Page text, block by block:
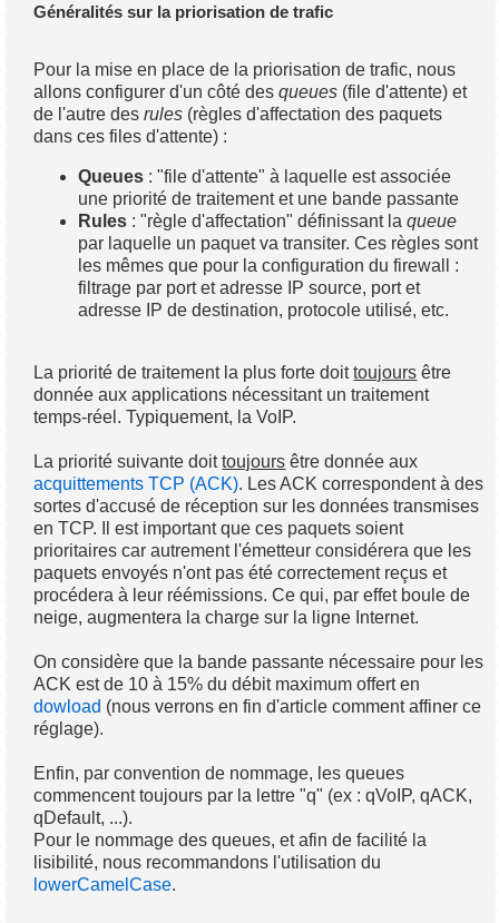
Généralités sur la priorisation de trafic
Pour la mise en place de la priorisation de trafic, nous
allons configurer d'un côté desqueues (file d'attente) et
de l'autre desrules (règles d'affectation des paquets
dans ces files d'attente) :
Queues : "file d'attente" à laquelle est associée
une priorité de traitement et une bande passante
Rules : "règle d'affectation" définissant laqueue
par laquelle un paquet va transiter. Ces règles sont
les mêmes que pour la configuration du firewall :
filtrage par port et adresse IP source, port et
adresse IP de destination, protocole utilisé, etc.
La priorité de traitement la plus forte doittoujours être
donnée aux applications nécessitant un traitement
temps-réel. Typiquement, la VoIP.
La priorité suivante doittoujours être donnée aux
acquittements TCP (ACK). Les ACK correspondent à des
sortes d'accusé de réception sur les données transmises
en TCP. Il est important que ces paquets soient
prioritaires car autrement l'émetteur considérera que les
paquets envoyés n'ont pas été correctement reçus et
procédera à leur réémissions. Ce qui, par effet boule de
neige, augmentera la charge sur la ligne Internet.
On considère que la bande passante nécessaire pour les
ACK est de 10 à 15% du débit maximum offert en
dowload (nous verrons en fin d'article comment affiner ce
réglage).
Enfin, par convention de nommage, les queues
commencent toujours par la lettre "q" (ex : qVoIP, qACK,
qDefault, ...).
Pour le nommage des queues, et afin de facilité la
lisibilité, nous recommandons l'utilisation du
lowerCamelCase.